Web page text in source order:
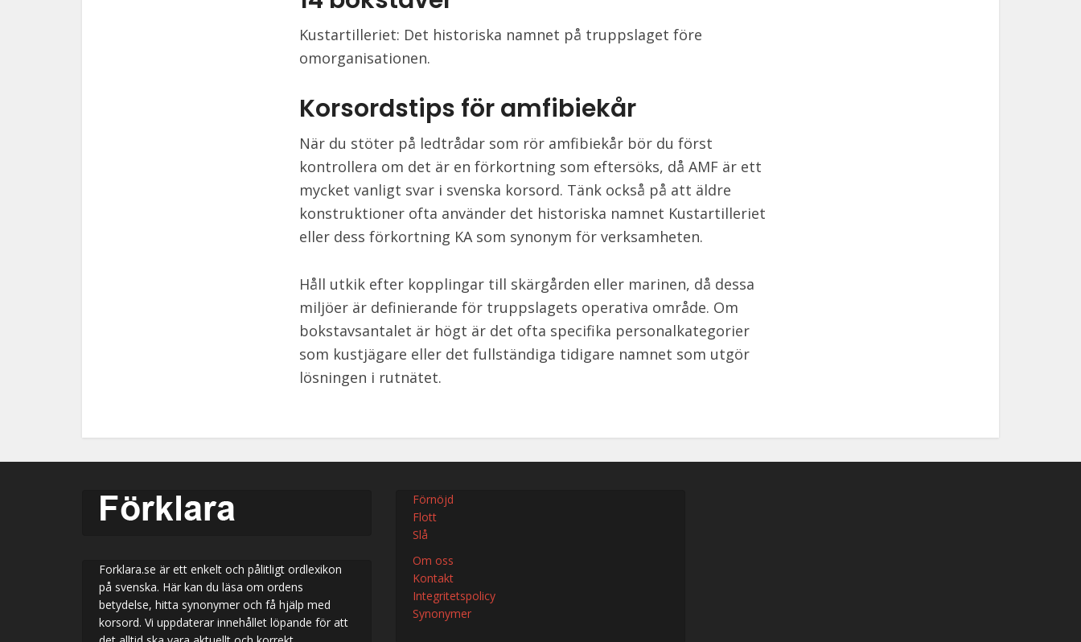
Kustartilleriet: Det historiska namnet på truppslaget före
omorganisationen.
Korsordstips för amfibiekår
När du stöter på ledtrådar som rör amfibiekår bör du först
kontrollera om det är en förkortning som eftersöks, då AMF är ett
mycket vanligt svar i svenska korsord. Tänk också på att äldre
konstruktioner ofta använder det historiska namnet Kustartilleriet
eller dess förkortning KA som synonym för verksamheten.
Håll utkik efter kopplingar till skärgården eller marinen, då dessa
miljöer är definierande för truppslagets operativa område. Om
bokstavsantalet är högt är det ofta specifika personalkategorier
som kustjägare eller det fullständiga tidigare namnet som utgör
lösningen i rutnätet.
Forklara.se är ett enkelt och pålitligt ordlexikon
på svenska. Här kan du läsa om ordens
betydelse, hitta synonymer och få hjälp med
korsord. Vi uppdaterar innehållet löpande för att
Förnöjd
Flott
Slå
Om oss
Kontakt
Integritetspolicy
Synonymer